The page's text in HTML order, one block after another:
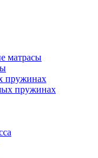
матрасы
пружинах
пружинах